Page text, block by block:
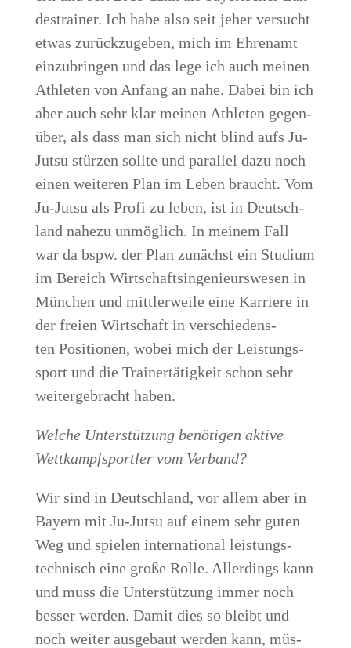
des­trai­ner. Ich habe also seit jeher ver­sucht
etwas zurück­zu­ge­ben, mich im Ehren­amt
ein­zu­brin­gen und das lege ich auch mei­nen
Ath­le­ten von Anfang an nahe. Dabei bin ich
aber auch sehr klar mei­nen Ath­le­ten gegen­
über, als dass man sich nicht blind aufs Ju-
Jutsu stür­zen soll­te und par­al­lel dazu noch
einen wei­te­ren Plan im Leben braucht. Vom
Ju-Jutsu als Pro­fi zu leben, ist in Deutsch­
land nahe­zu unmög­lich. In mei­nem Fall
war da bspw. der Plan zunächst ein Stu­di­um
im Bereich Wirt­schafts­in­ge­nieurs­we­sen in
Mün­chen und mitt­ler­wei­le eine Kar­rie­re in
der frei­en Wirt­schaft in ver­schie­dens­
ten Posi­tio­nen, wobei mich der Leis­tungs­
sport und die Trai­ner­tä­tig­keit schon sehr
wei­ter­ge­bracht haben.
Wel­che Unter­stüt­zung benö­ti­gen akti­ve
Wett­kampf­sport­ler vom Verband?
Wir sind in Deutsch­land, vor allem aber in
Bay­ern mit Ju-Jutsu auf einem sehr guten
Weg und spie­len inter­na­tio­nal leis­tungs­
tech­nisch eine gro­ße Rol­le. Aller­dings kann
und muss die Unter­stüt­zung immer noch
bes­ser wer­den. Damit dies so bleibt und
noch wei­ter aus­ge­baut wer­den kann, müs­